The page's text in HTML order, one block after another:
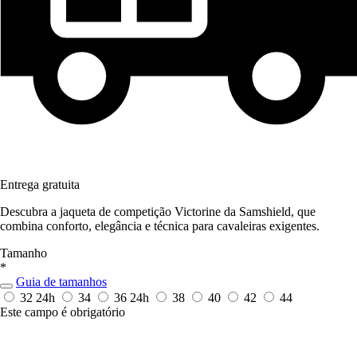
Entrega gratuita
Descubra a jaqueta de competição Victorine da Samshield, que
combina conforto, elegância e técnica para cavaleiras exigentes.
Tamanho
*
Guia de tamanhos
32 24h 34 36 24h 38 40 42
44
Este campo é obrigatório